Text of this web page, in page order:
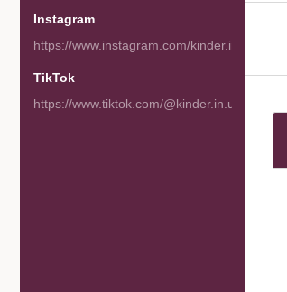
Instagram
https://www.instagram.com/kinder.in.ua/
TikTok
https://www.tiktok.com/@kinder.in.ua